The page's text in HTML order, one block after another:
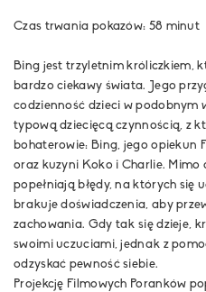
Czas trwania pokazów: 58 minut
Bing jest trzyletnim króliczkiem,
bardzo ciekawy świata. Jego
codzienność dzieci w podobnym
typową dziecięcą czynnością, z
bohaterowie: Bing, jego opiekun
oraz kuzyni Koko i Charlie. Mimo
popełniają błędy, na których się
brakuje doświadczenia, aby
zachowania. Gdy tak się dzieje,
swoimi uczuciami, jednak z
odzyskać pewność siebie.
Projekcję Filmowych Poranków